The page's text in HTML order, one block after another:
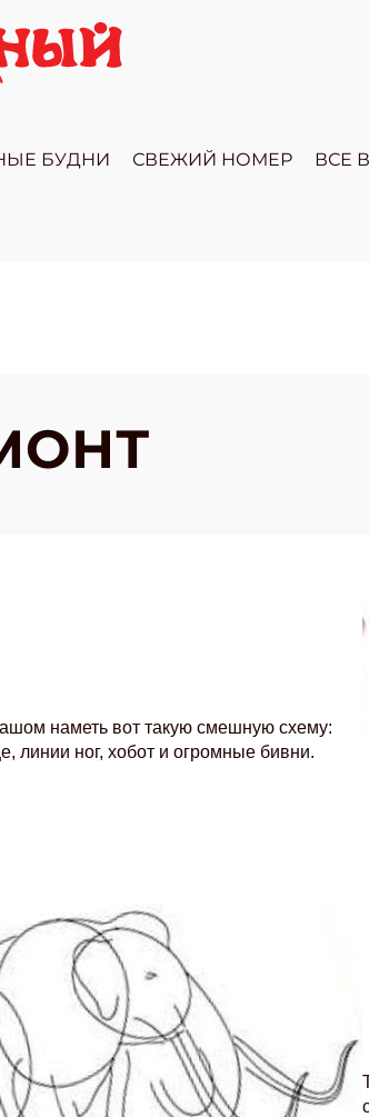
БУДНИ СВЕЖИЙ НОМЕР ВСЕ
наметь вот такую смешную схему:
линии ног, хобот и огромныe бивни.